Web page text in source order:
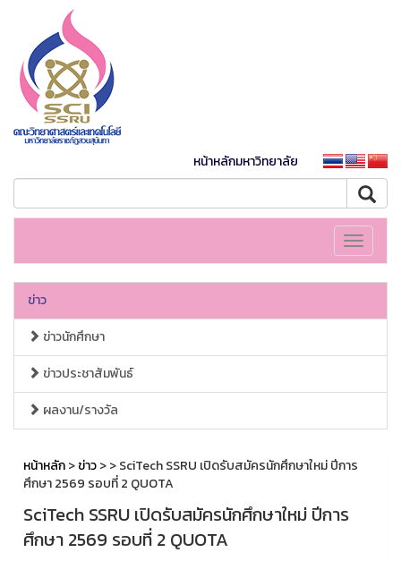
หน้าหลักมหาวิทยาลัย
Toggle
ข่าว
ข่าวนักศึกษา
ข่าวประชาสัมพันธ์
ผลงาน/รางวัล
หน้าหลัก>ข่าว>> SciTech SSRU เปิดรับสมัครนักศึกษาใหม่ ปีการ
ศึกษา 2569 รอบที่ 2 QUOTA
SciTech SSRU เปิดรับสมัครนักศึกษาใหม่ ปีการ
ศึกษา 2569 รอบที่ 2 QUOTA